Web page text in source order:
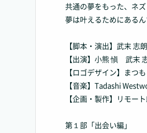
共通の夢をもった、ネ
夢は叶えるためにある
【脚本・演出】武末 志朗
【出演】小熊 愼 武
【ロゴデザイン】まつ
【音楽】Tadashi
【企画・製作】リモ
第１部「出会い編」